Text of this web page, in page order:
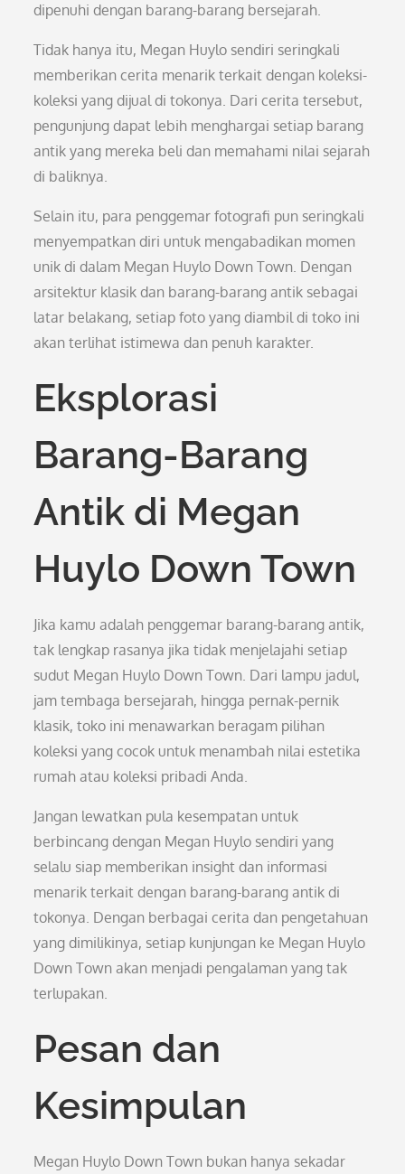
dipenuhi dengan barang-barang bersejarah.
Tidak hanya itu, Megan Huylo sendiri seringkali
memberikan cerita menarik terkait dengan koleksi-
koleksi yang dijual di tokonya. Dari cerita tersebut,
pengunjung dapat lebih menghargai setiap barang
antik yang mereka beli dan memahami nilai sejarah
di baliknya.
Selain itu, para penggemar fotografi pun seringkali
menyempatkan diri untuk mengabadikan momen
unik di dalam Megan Huylo Down Town. Dengan
arsitektur klasik dan barang-barang antik sebagai
latar belakang, setiap foto yang diambil di toko ini
akan terlihat istimewa dan penuh karakter.
Eksplorasi
Barang-Barang
Antik di Megan
Huylo Down Town
Jika kamu adalah penggemar barang-barang antik,
tak lengkap rasanya jika tidak menjelajahi setiap
sudut Megan Huylo Down Town. Dari lampu jadul,
jam tembaga bersejarah, hingga pernak-pernik
klasik, toko ini menawarkan beragam pilihan
koleksi yang cocok untuk menambah nilai estetika
rumah atau koleksi pribadi Anda.
Jangan lewatkan pula kesempatan untuk
berbincang dengan Megan Huylo sendiri yang
selalu siap memberikan insight dan informasi
menarik terkait dengan barang-barang antik di
tokonya. Dengan berbagai cerita dan pengetahuan
yang dimilikinya, setiap kunjungan ke Megan Huylo
Down Town akan menjadi pengalaman yang tak
terlupakan.
Pesan dan
Kesimpulan
Megan Huylo Down Town bukan hanya sekadar